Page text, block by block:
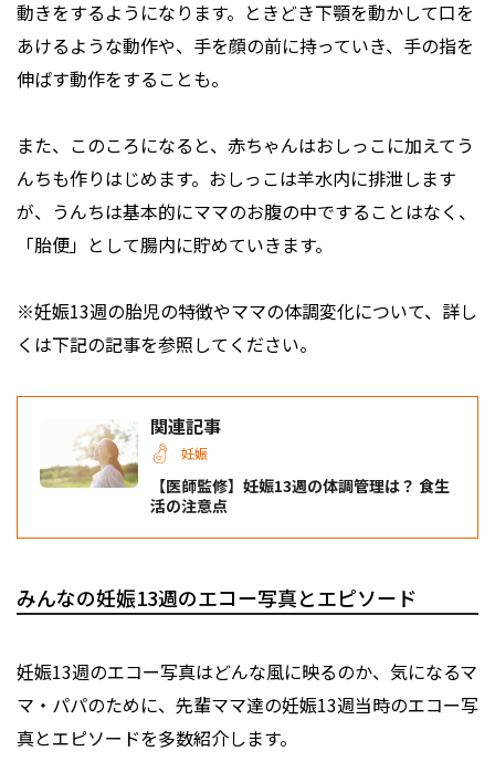
動きをするようになります。ときどき下顎を動かして口を
あけるような動作や、手を顔の前に持っていき、手の指を
伸ばす動作をすることも。
また、このころになると、赤ちゃんはおしっこに加えてう
んちも作りはじめます。おしっこは羊水内に排泄します
が、うんちは基本的にママのお腹の中ですることはなく、
「胎便」として腸内に貯めていきます。
※妊娠13週の胎児の特徴やママの体調変化について、詳し
くは下記の記事を参照してください。
関連記事
妊娠
【医師監修】妊娠13週の体調管理は？ 食生
活の注意点
みんなの妊娠13週のエコー写真とエピソード
妊娠13週のエコー写真はどんな風に映るのか、気になるマ
マ・パパのために、先輩ママ達の妊娠13週当時のエコー写
真とエピソードを多数紹介します。